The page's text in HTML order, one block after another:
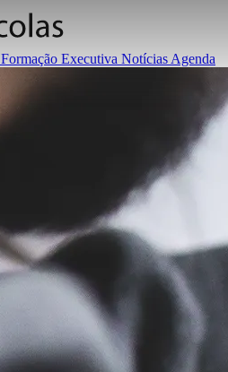
Formação Executiva Notícias Agenda